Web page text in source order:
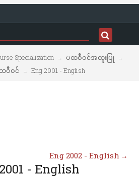
Specialization → ပထဝီဝင်အထူးပြု →
ဝီဝင် → Eng 2001 - English
Eng 2002 - English →
- English